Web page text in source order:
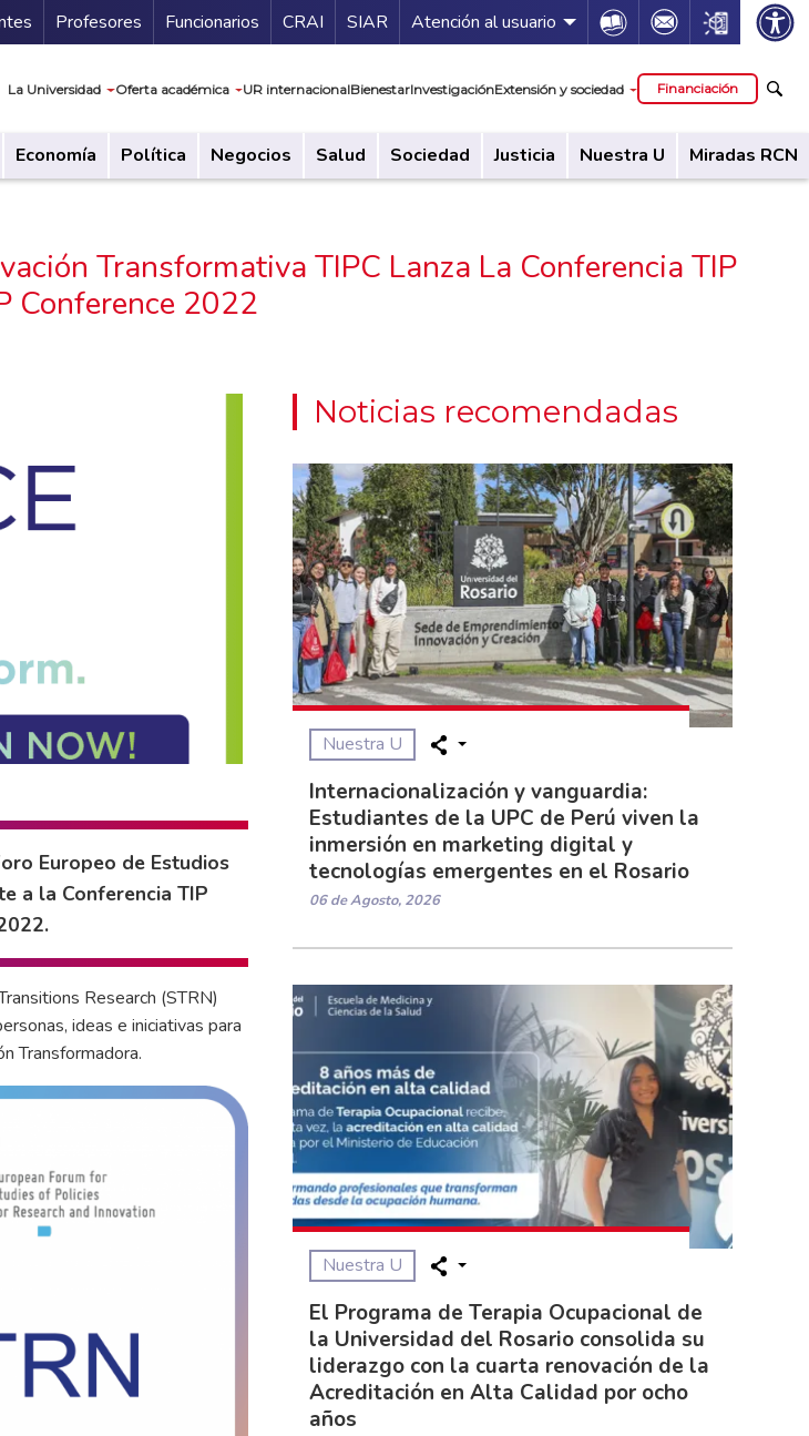
Profesores Funcionarios Guía de servicios
CRAI SIAR Atención al usuario Icon Icon Icon
La Universidad Oferta académica UR internacionalBienestarInvestigaciónExtensión y sociedad Financiación
Economía Política Negocios Salud Sociedad Justicia Nuestra U Miradas RCN
Transformativa TIPC Lanza La Conferencia TIP
Conference 2022
Europeo de Estudios
a la Conferencia TIP
Research (STRN)
ideas e iniciativas para
Transformadora.
Noticias recomendadas
Nuestra U
Internacionalización y vanguardia:
Estudiantes de la UPC de Perú viven la
inmersión en marketing digital y
tecnologías emergentes en el Rosario
06 de Agosto, 2026
Nuestra U
El Programa de Terapia Ocupacional de
la Universidad del Rosario consolida su
liderazgo con la cuarta renovación de la
Acreditación en Alta Calidad por ocho
años